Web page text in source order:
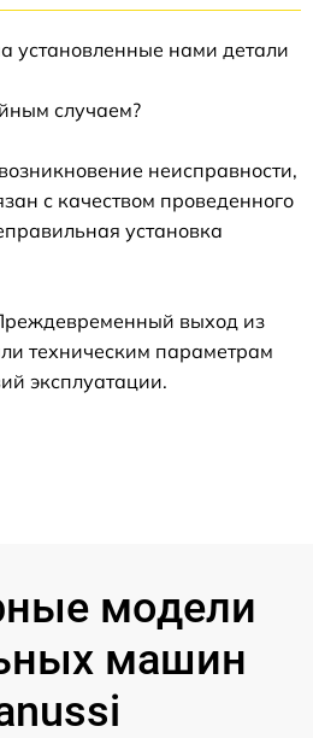
установленные нами детали
случаем?
неисправности,
с качеством проведенного
установка
выход из
техническим параметрам
эксплуатации.
модели
машин